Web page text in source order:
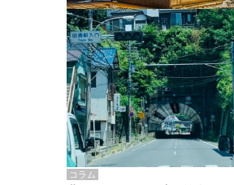
掲載雑誌・書籍
『街歩き研修「アールデコとモダ
ム、和風バロック」』のレポート
掲載
コラム